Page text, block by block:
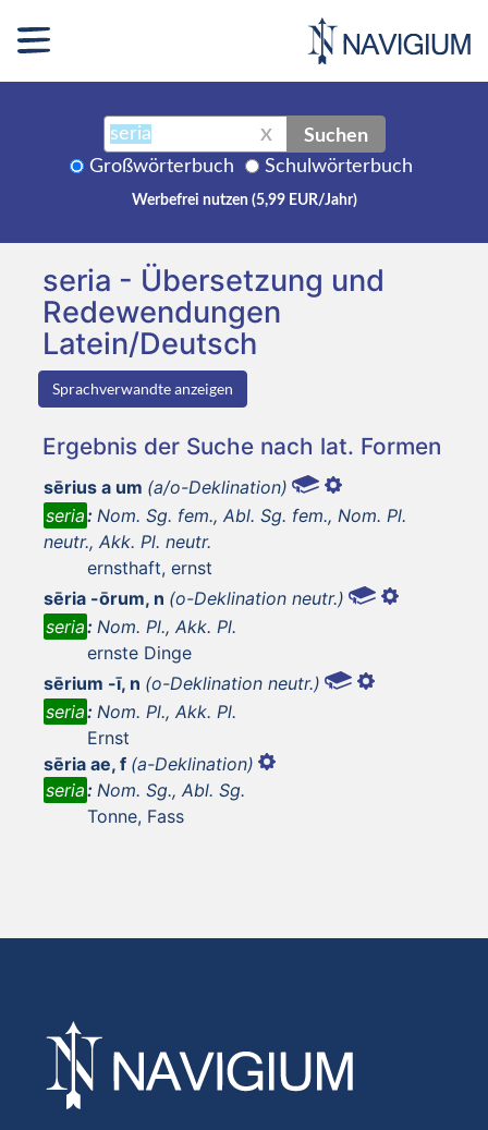
X Suchen
Großwörterbuch Schulwörterbuch
Werbefrei nutzen (5,99 EUR/Jahr)
seria - Übersetzung und
Redewendungen
Latein/Deutsch
Sprachverwandte anzeigen
Ergebnis der Suche nach lat. Formen
sērius a um (a/o-Deklination)
seria: Nom. Sg. fem., Abl. Sg. fem., Nom. Pl.
neutr., Akk. Pl. neutr.
ernsthaft, ernst
sēria -ōrum, n (o-Deklination neutr.)
seria: Nom. Pl., Akk. Pl.
ernste Dinge
sērium -ī, n (o-Deklination neutr.)
seria: Nom. Pl., Akk. Pl.
Ernst
sēria ae, f (a-Deklination)
seria: Nom. Sg., Abl. Sg.
Tonne, Fass